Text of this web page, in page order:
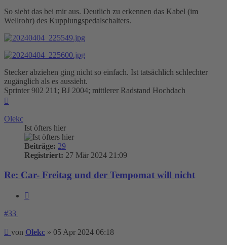
So sieht das bei mir aus. Deutlich zu erkennen das Kabel (im
Wellrohr) des Kupplungspedalschalters.
Stecker abziehen ging nicht so einfach. Ist tatsächlich schlechter
zugänglich als es aussieht.
Sprinter 902 211; BJ 2004; mittlerer Radstand Hochdach
Olekc
Ist öfters hier
Beiträge: 29
Registriert: 27 Mär 2024 21:09
Re: Car- Freitag und der Tempomat will nicht
#33
Beitrag
von Olekc » 05 Apr 2024 06:18